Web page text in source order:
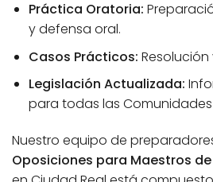
Práctica Oratoria:
y defensa oral.
Casos Prácticos:
Legislación Actualizada:
para todas las
Nuestro equipo de
Oposiciones para Maestros